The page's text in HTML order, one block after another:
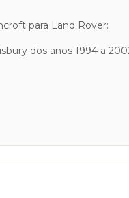
para Land Rover:
dos anos 1994 a